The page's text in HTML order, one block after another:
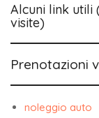
Alcuni link utili
visite)
Prenotazioni
noleggio auto